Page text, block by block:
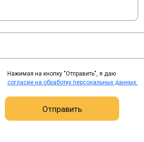
Нажимая на кнопку "Отправить", я даю
согласие на обработку персональных данных.